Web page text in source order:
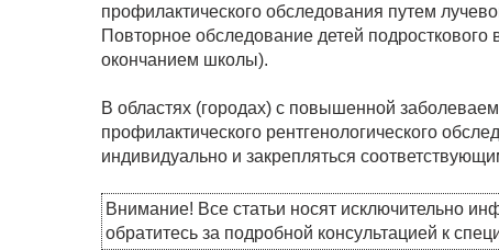
профилактического обследования путем
Повторное обследование детей
окончанием школы).
В областях (городах) с повышенной
профилактического рентгенологического
индивидуально и закрепляться
Внимание! Все статьи носят исключительно
обратитесь за подробной консультацией к